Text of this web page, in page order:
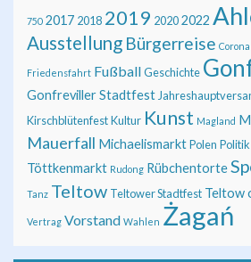
750 2017 2018 2019 20202022
Ausstellung Bürgerreise Corona
Friedensfahrt FußballGeschichte
Gonfreviller Stadtfest
KirschblütenfestKultur Kunst Magland
Mauerfall MichaelismarktPolen Politik
Töttkenmarkt Rudong Rübchentorte
Tanz Teltow Teltower Stadtfest Teltow
Vertrag Vorstand Wahlen Żagań